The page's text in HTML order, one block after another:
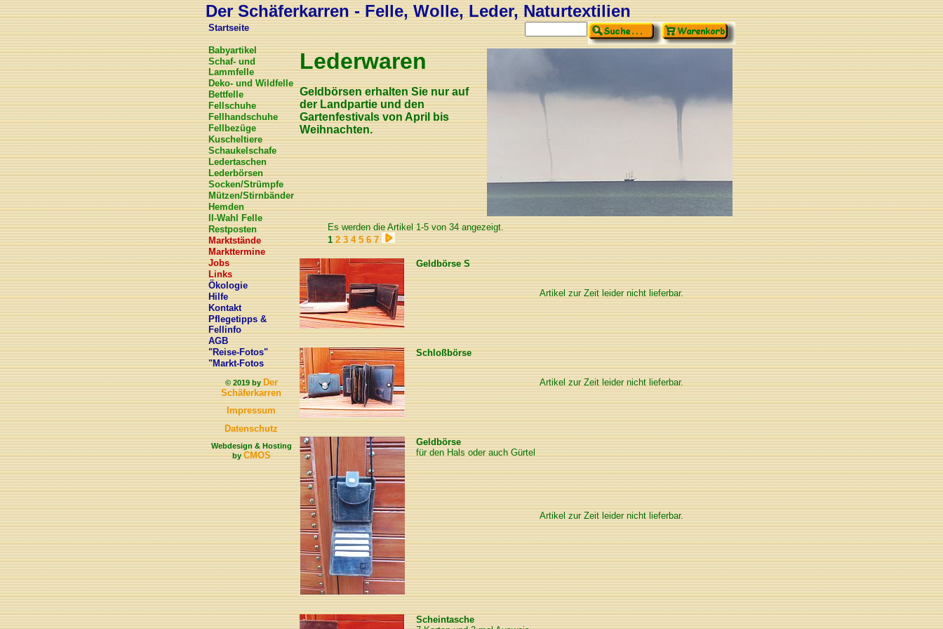
Der Schäferkarren - Felle, Wolle, Leder, Naturtextilien
Startseite
Babyartikel
Schaf- und
Lammfelle
Deko- und Wildfelle
Bettfelle
Fellschuhe
Fellhandschuhe
Fellbezüge
Kuscheltiere
Schaukelschafe
Ledertaschen
Lederbörsen
Socken/Strümpfe
Mützen/Stirnbänder
Hemden
II-Wahl Felle
Restposten
Marktstände
Markttermine
Jobs
Links
Ökologie
Hilfe
Kontakt
Pflegetipps &
Fellinfo
AGB
"Reise-Fotos"
"Markt-Fotos
© 2019 byDer
Schäferkarren
Impressum
Datenschutz
Webdesign & Hosting
byCMOS
Lederwaren
Geldbörsen erhalten Sie nur auf
der Landpartie und den
Gartenfestivals von April bis
Weihnachten.
Es werden die Artikel 1-5 von 34 angezeigt.
1 2 3 4 5 6 7
Geldbörse S
Artikel zur Zeit leider nicht lieferbar.
Schloßbörse
Artikel zur Zeit leider nicht lieferbar.
Geldbörse
für den Hals oder auch Gürtel
Artikel zur Zeit leider nicht lieferbar.
Scheintasche